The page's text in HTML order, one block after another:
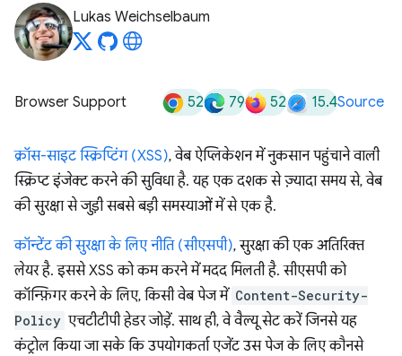
Lukas Weichselbaum
Browser Support 52 79 52 15.4Source
क्रॉस-साइट स्क्रिप्टिंग (XSS), वेब ऐप्लिकेशन में नुकसान पहुंचाने वाली
स्क्रिप्ट इंजेक्ट करने की सुविधा है. यह एक दशक से ज़्यादा समय से, वेब
की सुरक्षा से जुड़ी सबसे बड़ी समस्याओं में से एक है.
कॉन्टेंट की सुरक्षा के लिए नीति (सीएसपी), सुरक्षा की एक अतिरिक्त
लेयर है. इससे XSS को कम करने में मदद मिलती है. सीएसपी को
कॉन्फ़िगर करने के लिए, किसी वेब पेज में Content-Security-
Policy एचटीटीपी हेडर जोड़ें. साथ ही, वे वैल्यू सेट करें जिनसे यह
कंट्रोल किया जा सके कि उपयोगकर्ता एजेंट उस पेज के लिए कौनसे